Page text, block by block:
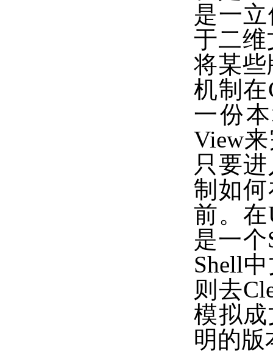
是一
于二维
将某
机制在
一份
View
只要
制如
前。在
是一个
Shell
则去
模拟
明的版